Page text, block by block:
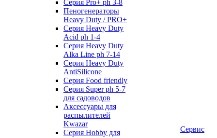
Серия Pro+ ph 3-8
Пеногенераторы
Heavy Duty / PRO+
Серия Heavy Duty
Acid ph 1-4
Серия Heavy Duty
Alka Line ph 7-14
Серия Heavy Duty
AntiSilicone
Серия Food friendly
Серия Super ph 5-7
для садоводов
Аксессуары для
распылителей
Kwazar
Серия Hobby для
Сервис